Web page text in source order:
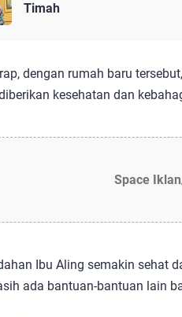
Timah
dengan rumah baru
kesehatan dan
Space
Ibu Aling semakin sehat
ada bantuan-bantuan lain